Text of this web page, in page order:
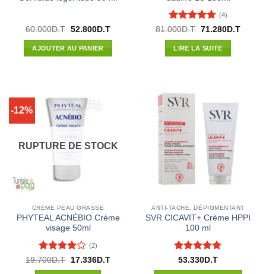
60.000D.T Le
initial
était :
52.800D.TLe
AJOUTER AU PANIER
Note4.75
sur 5
(4)
81.000D.T Le
initial
était :
71.280D.TLe
LIRE LA SUITE
-12%
RUPTURE DE STOCK
CRÈME PEAU GRASSE
PHYTEAL ACNÉBIO Crème
visage 50ml
Note4
sur 5
(2)
19.700D.T
Le
17.336D.TLe
ANTI-TACHE, DÉPIGMENTANT
SVR CICAVIT+ Crème HPPI
100 ml
Note5sur
5
53.330D.T